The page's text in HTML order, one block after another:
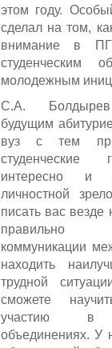
этом году.
сделал на том,
внимание в
студенческим
молодежным
С.А. Болдырев
будущим
вуз с тем
интересно и
личностной
писать вас везде
правильно
коммуникации
находить
трудной
сможете
участию в
объединениях. У